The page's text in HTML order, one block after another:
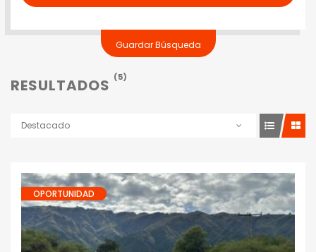
Guardar Búsqueda
RESULTADOS (5)
Destacado
OPORTUNIDAD